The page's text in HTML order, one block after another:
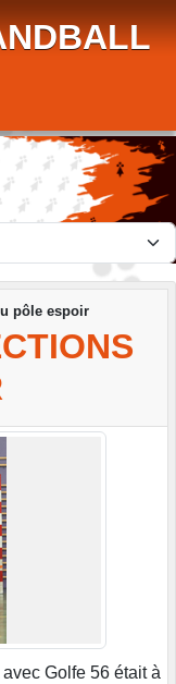
pôle espoir
Golfe 56 était à